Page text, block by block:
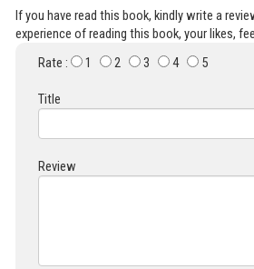
If you have read this book, kindly write a
experience of reading this book, your likes,
Rate :
1 2 3 4 5
Title
Review